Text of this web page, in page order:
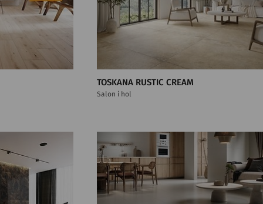
TOSKANA RUSTIC CREAM
Salon i hol